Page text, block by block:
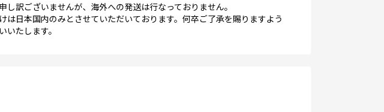
し訳ございませんが、海外への発送は行なっておりません。
は日本国内のみとさせていただいております。何卒ご了承を賜りますよう
いたします。